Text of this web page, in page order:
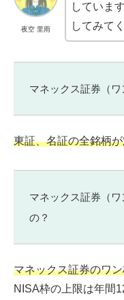
夜空 里雨
していま
してみて
マネックス証券（
東証、名証の全銘柄
マネックス証券（
の？
マネックス証券のワ
NISA枠の上限は年間